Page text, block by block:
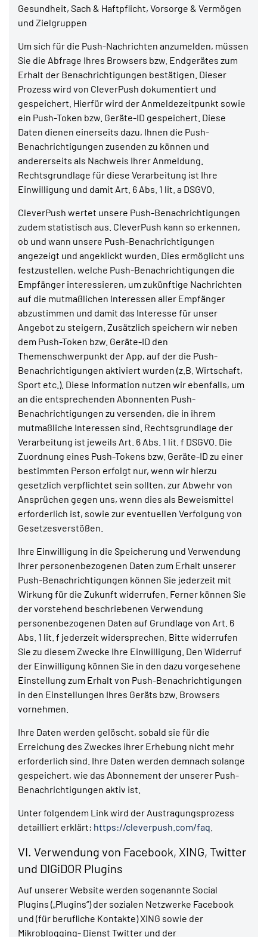
Gesundheit, Sach & Haftpflicht, Vorsorge & Vermögen
und Zielgruppen
Um sich für die Push-Nachrichten anzumelden, müssen
Sie die Abfrage Ihres Browsers bzw. Endgerätes zum
Erhalt der Benachrichtigungen bestätigen. Dieser
Prozess wird von CleverPush dokumentiert und
gespeichert. Hierfür wird der Anmeldezeitpunkt sowie
ein Push-Token bzw. Geräte-ID gespeichert. Diese
Daten dienen einerseits dazu, Ihnen die Push-
Benachrichtigungen zusenden zu können und
andererseits als Nachweis Ihrer Anmeldung.
Rechtsgrundlage für diese Verarbeitung ist Ihre
Einwilligung und damit Art. 6 Abs. 1 lit. a DSGVO.
CleverPush wertet unsere Push-Benachrichtigungen
zudem statistisch aus. CleverPush kann so erkennen,
ob und wann unsere Push-Benachrichtigungen
angezeigt und angeklickt wurden. Dies ermöglicht uns
festzustellen, welche Push-Benachrichtigungen die
Empfänger interessieren, um zukünftige Nachrichten
auf die mutmaßlichen Interessen aller Empfänger
abzustimmen und damit das Interesse für unser
Angebot zu steigern. Zusätzlich speichern wir neben
dem Push-Token bzw. Geräte-ID den
Themenschwerpunkt der App, auf der die Push-
Benachrichtigungen aktiviert wurden (z.B. Wirtschaft,
Sport etc.). Diese Information nutzen wir ebenfalls, um
an die entsprechenden Abonnenten Push-
Benachrichtigungen zu versenden, die in ihrem
mutmaßliche Interessen sind. Rechtsgrundlage der
Verarbeitung ist jeweils Art. 6 Abs. 1 lit. f DSGVO. Die
Zuordnung eines Push-Tokens bzw. Geräte-ID zu einer
bestimmten Person erfolgt nur, wenn wir hierzu
gesetzlich verpflichtet sein sollten, zur Abwehr von
Ansprüchen gegen uns, wenn dies als Beweismittel
erforderlich ist, sowie zur eventuellen Verfolgung von
Gesetzesverstößen.
Ihre Einwilligung in die Speicherung und Verwendung
Ihrer personenbezogenen Daten zum Erhalt unserer
Push-Benachrichtigungen können Sie jederzeit mit
Wirkung für die Zukunft widerrufen. Ferner können Sie
der vorstehend beschriebenen Verwendung
personenbezogenen Daten auf Grundlage von Art. 6
Abs. 1 lit. f jederzeit widersprechen. Bitte widerrufen
Sie zu diesem Zwecke Ihre Einwilligung. Den Widerruf
der Einwilligung können Sie in den dazu vorgesehene
Einstellung zum Erhalt von Push-Benachrichtigungen
in den Einstellungen Ihres Geräts bzw. Browsers
vornehmen.
Ihre Daten werden gelöscht, sobald sie für die
Erreichung des Zweckes ihrer Erhebung nicht mehr
erforderlich sind. Ihre Daten werden demnach solange
gespeichert, wie das Abonnement der unserer Push-
Benachrichtigungen aktiv ist.
Unter folgendem Link wird der Austragungsprozess
detailliert erklärt: https://cleverpush.com/faq
VI. Verwendung von Facebook, XING, Twitter
und DIGiDOR Plugins
Auf unserer Website werden sogenannte Social
Plugins („Plugins“) der sozialen Netzwerke Facebook
und (für berufliche Kontakte) XING sowie der
Mikroblogging- Dienst Twitter und der